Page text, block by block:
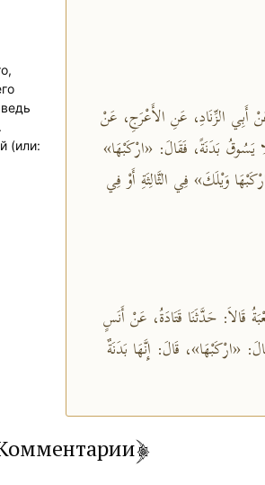
(или:
أَبِي الزِّنَادِ، عَنِ الأَعْرَجِ، عَنْ
بَدَنَةً، فَقَالَ: «ارْكَبْهَا»
وَيْلَكَ» فِي الثَّالِثَةِ أَوْ فِي
قَالاَ: حَدَّثَنَا قَتَادَةُ، عَنْ أَنَسٍ
قَالَ: إِنَّهَا بَدَنَةٌ